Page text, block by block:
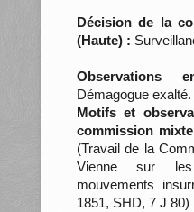
Décision de la
(Haute) :
Observations
Démagogue exalté.
Motifs et
commission
(Travail de la
Vienne sur
mouvements
1851, SHD, 7 J 80)